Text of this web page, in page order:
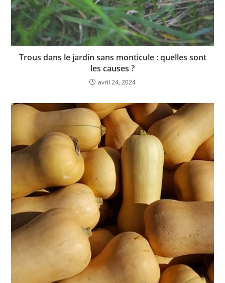
Trous dans le jardin sans monticule : quelles sont
les causes ?
avril 24, 2024